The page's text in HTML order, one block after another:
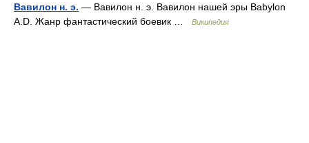
Вавилон н. э. — Вавилон н. э. Вавилон нашей эры Babylon
A.D. Жанр фантастический боевик …
Википедия